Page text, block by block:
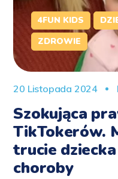
4FUN KIDS
ZDROWIE
20 Listopada 2024
Szokująca
TikTokerów.
trucie
choroby